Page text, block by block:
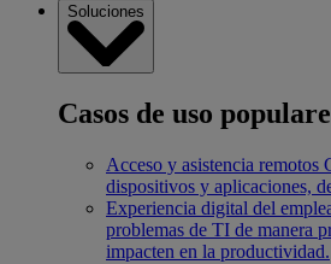
Soluciones
Casos de uso
Acceso y asistencia remotos
dispositivos y aplicaciones,
Experiencia digital del
problemas de TI de manera
impacten en la productividad.